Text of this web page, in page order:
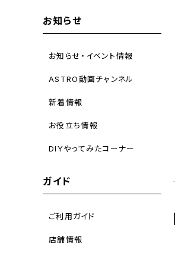
お知らせ
お知らせ・イベント情報
ASTRO動画チャンネル
新着情報
お役立ち情報
DIYやってみたコーナー
ガイド
ご利用ガイド
店舗情報